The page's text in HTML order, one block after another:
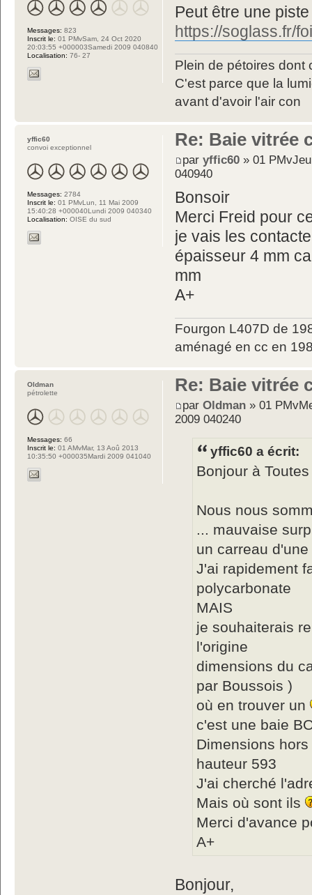
Peut être une
https://soglass.fr/
Plein de pétoires dont
C'est parce que la
avant d'avoir l'air con
Messages: 823
Inscrit le: 01 PMvSam, 24 Oct 2020
20:03:55 +000003Samedi 2009 040840
Localisation: 76- 27
Re: Baie vitrée
paryffic60 » 01
040940
Bonsoir
Merci Freid pour
je vais les
épaisseur 4 mm
mm
A+
Fourgon L407D de
aménagé en cc en
yffic60
convoi exceptionnel
Messages: 2784
Inscrit le: 01 PMvLun, 11 Mai 2009
15:40:28 +000040Lundi 2009 040340
Localisation: OISE du sud
Re: Baie vitrée
parOldman » 01
2009 040240
yffic60 a écrit:
Bonjour à
Nous nous
... mauvaise
un carreau
J'ai rapidement
polycarbonate
MAIS
je souhaiterais
l'origine
dimensions du
par Boussois )
où en trouver un
c'est une baie
Dimensions
hauteur 593
J'ai cherché
Mais où sont ils
Merci d'avance
A+
Bonjour,
Oldman
pétrolette
Messages: 66
Inscrit le: 01 AMvMar, 13 Aoû 2013
10:35:50 +000035Mardi 2009 041040